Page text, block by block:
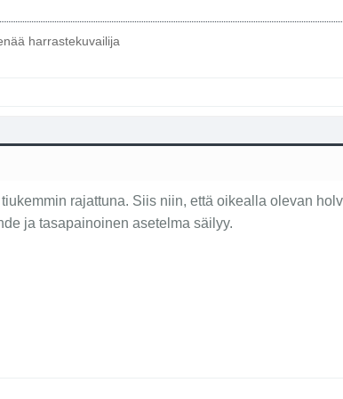
harrastekuvailija
rajattuna. Siis niin, että oikealla olevan
ja tasapainoinen asetelma säilyy.